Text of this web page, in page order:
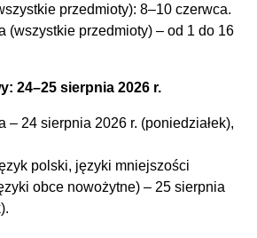
przedmioty): 8–10 czerwca.
(wszystkie przedmioty) – od 1 do 16
24–25 sierpnia 2026 r.‎
– 24 sierpnia 2026 r. (poniedziałek),
polski, języki mniejszości
obce nowożytne) – 25 sierpnia